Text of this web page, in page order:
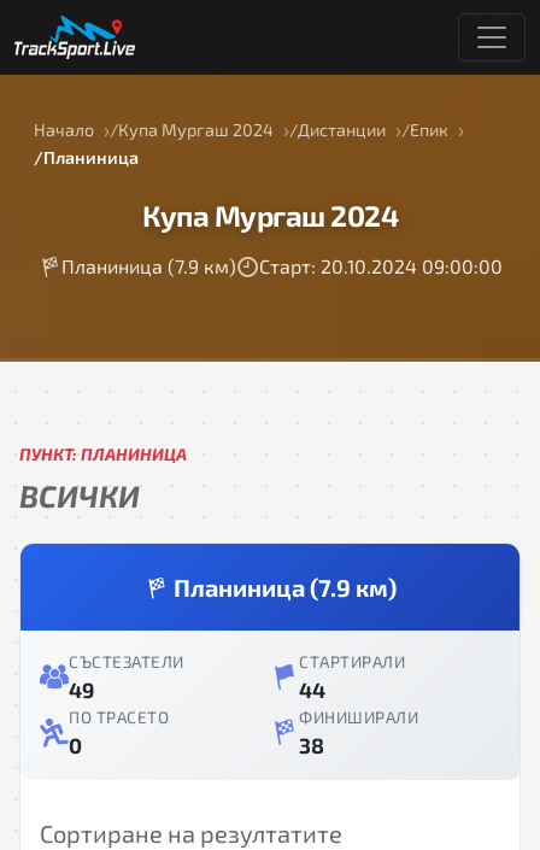
Начало Купа Мургаш 2024 Дистанции
Епик
Планиница
Купа Мургаш 2024
Планиница (7.9 км) Старт: 20.10.2024 09:00:00
ПУНКТ: ПЛАНИНИЦА
ВСИЧКИ
Планиница (7.9 км)
СЪСТЕЗАТЕЛИ
49
СТАРТИРАЛИ
44
ПО ТРАСЕТО
0
ФИНИШИРАЛИ
38
Сортиране на резултатите